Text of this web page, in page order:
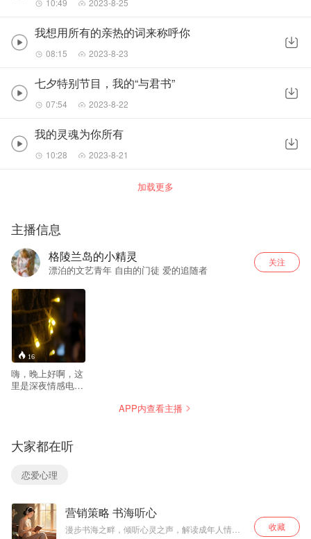
10:49 2023-8-25
我想用所有的亲热的词来称呼你
08:15 2023-8-23
七夕特别节目，我的“与君书”
07:54 2023-8-22
我的灵魂为你所有
10:28 2023-8-21
加载更多
主播信息
格陵兰岛的小精灵
漂泊的文艺青年 自由的门徒 爱的追随者
关注
16
嗨，晚上好啊，这
里是深夜情感电台
的文艺青年，我愿
永远相信，爱是世
间最浪漫的事情。
近期我将在夜色
饱含爱意的情书，
希望您可以在爱的
氛围里慢慢入睡，
APP内查看主播
大家都在听
恋爱心理
营销策略 书海听心
漫步书海之畔，倾听心灵之声，解读成年人情感
收藏